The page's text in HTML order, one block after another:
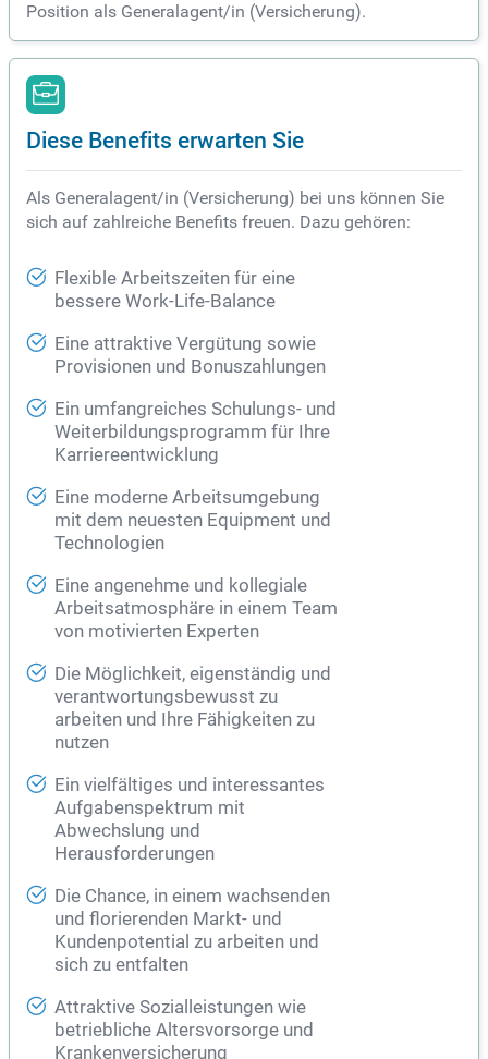
Position als Generalagent/in (Versicherung).
Diese Benefits erwarten Sie
Als Generalagent/in (Versicherung) bei uns können Sie
sich auf zahlreiche Benefits freuen. Dazu gehören:
Flexible Arbeitszeiten für eine
bessere Work-Life-Balance
Eine attraktive Vergütung sowie
Provisionen und Bonuszahlungen
Ein umfangreiches Schulungs- und
Weiterbildungsprogramm für Ihre
Karriereentwicklung
Eine moderne Arbeitsumgebung
mit dem neuesten Equipment und
Technologien
Eine angenehme und kollegiale
Arbeitsatmosphäre in einem Team
von motivierten Experten
Die Möglichkeit, eigenständig und
verantwortungsbewusst zu
arbeiten und Ihre Fähigkeiten zu
nutzen
Ein vielfältiges und interessantes
Aufgabenspektrum mit
Abwechslung und
Herausforderungen
Die Chance, in einem wachsenden
und florierenden Markt- und
Kundenpotential zu arbeiten und
sich zu entfalten
Attraktive Sozialleistungen wie
betriebliche Altersvorsorge und
Krankenversicherung